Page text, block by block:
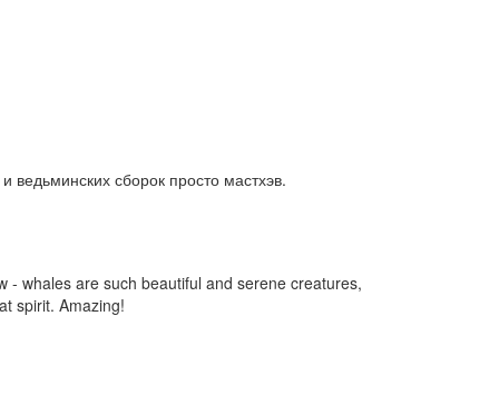
ведьминских сборок просто мастхэв.
- whales are such beautiful and serene creatures,
spirit. Amazing!